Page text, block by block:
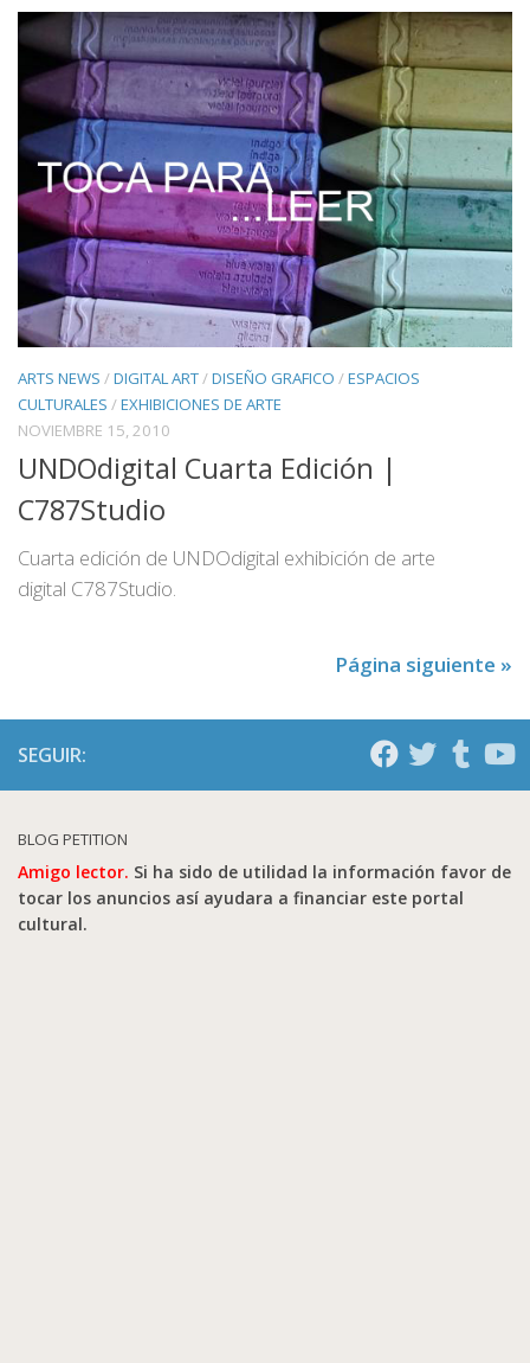
ARTS NEWS /DIGITAL ART/DISEÑO GRAFICO /ESPACIOS
CULTURALES /EXHIBICIONES DE ARTE
NOVIEMBRE 15, 2010
UNDOdigital Cuarta Edición |
C787Studio
Cuarta edición de UNDOdigital exhibición de arte
digital C787Studio.
Página siguiente »
SEGUIR:
BLOG PETITION
Amigo lector. Si ha sido de utilidad la información favor de
tocar los anuncios así ayudara a financiar este portal
cultural.